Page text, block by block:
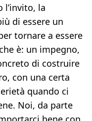
l’invito, la
di essere un
tornare a essere
è: un impegno,
di costruire
con una certa
quando ci
Noi, da parte